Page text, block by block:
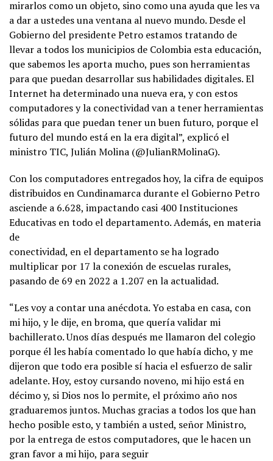
mirarlos como un objeto, sino como una ayuda que les va
a dar a ustedes una ventana al nuevo mundo. Desde el
Gobierno del presidente Petro estamos tratando de
llevar a todos los municipios de Colombia esta educación,
que sabemos les aporta mucho, pues son herramientas
para que puedan desarrollar sus habilidades digitales. El
Internet ha determinado una nueva era, y con estos
computadores y la conectividad van a tener herramientas
sólidas para que puedan tener un buen futuro, porque el
futuro del mundo está en la era digital”, explicó el
ministro TIC, Julián Molina (@JulianRMolinaG).
Con los computadores entregados hoy, la cifra de equipos
distribuidos en Cundinamarca durante el Gobierno Petro
asciende a 6.628, impactando casi 400 Instituciones
Educativas en todo el departamento. Además, en materia
de
conectividad, en el departamento se ha logrado
multiplicar por 17 la conexión de escuelas rurales,
pasando de 69 en 2022 a 1.207 en la actualidad.
“Les voy a contar una anécdota. Yo estaba en casa, con
mi hijo, y le dije, en broma, que quería validar mi
bachillerato. Unos días después me llamaron del colegio
porque él les había comentado lo que había dicho, y me
dijeron que todo era posible sí hacia el esfuerzo de salir
adelante. Hoy, estoy cursando noveno, mi hijo está en
décimo y, si Dios nos lo permite, el próximo año nos
graduaremos juntos. Muchas gracias a todos los que han
hecho posible esto, y también a usted, señor Ministro,
por la entrega de estos computadores, que le hacen un
gran favor a mi hijo, para seguir